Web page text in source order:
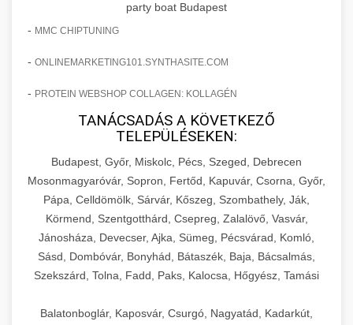
party boat Budapest
- MMC CHIPTUNING
- ONLINEMARKETING101.SYNTHASITE.COM
- PROTEIN WEBSHOP COLLAGEN: KOLLAGÉN
TANÁCSADÁS A KÖVETKEZŐ
TELEPÜLÉSEKEN:
Budapest, Győr, Miskolc, Pécs, Szeged, Debrecen
Mosonmagyaróvár, Sopron, Fertőd, Kapuvár, Csorna, Győr,
Pápa, Celldömölk, Sárvár, Kőszeg, Szombathely, Ják,
Körmend, Szentgotthárd, Csepreg, Zalalövő, Vasvár,
Jánosháza, Devecser, Ajka, Sümeg, Pécsvárad, Komló,
Sásd, Dombóvár, Bonyhád, Bátaszék, Baja, Bácsalmás,
Szekszárd, Tolna, Fadd, Paks, Kalocsa, Hőgyész, Tamási
Balatonboglár, Kaposvár, Csurgó, Nagyatád, Kadarkút,